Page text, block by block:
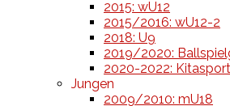
2015: wU12
2015/2016: wU12-2
2018: U9
2019/2020:
2020-2022: Kitasport
Jungen
2009/2010: mU18